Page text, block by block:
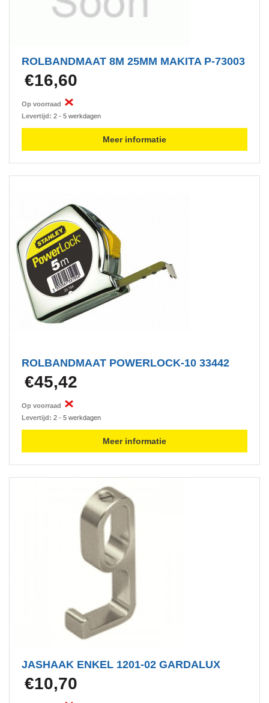
ROLBANDMAAT 8M 25MM MAKITA P-73003
€16,60
Op voorraad
Levertijd: 2 - 5 werkdagen
Meer informatie
ROLBANDMAAT POWERLOCK-10 33442
€45,42
Op voorraad
Levertijd: 2 - 5 werkdagen
Meer informatie
JASHAAK ENKEL 1201-02 GARDALUX
€10,70